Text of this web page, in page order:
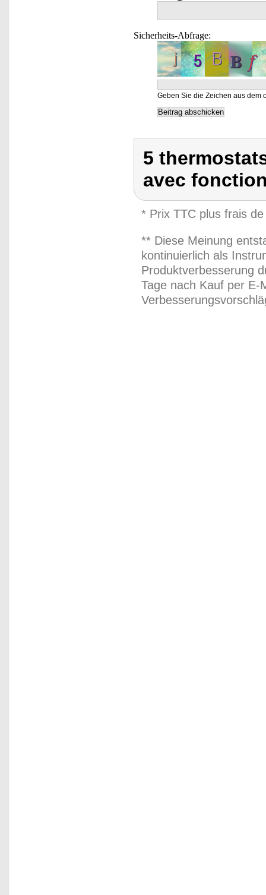
Sicherheits-Abfrage:
Geben Sie die Zeichen aus dem
5
avec
* Prix TTC plus frais
** Diese Meinung
kontinuierlich als
Produktverbesserung
Tage nach Kauf per E-